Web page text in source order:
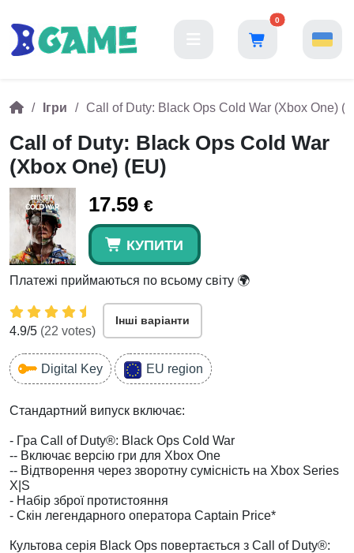
0
Ігри Call of Duty: Black Ops Cold War (Xbox One)
Call of Duty: Black Ops Cold War
(Xbox One) (EU)
17.59 €
КУПИТИ
Платежі приймаються по всьому світу 🌍
4.9/5 (22 votes)
Інші варіанти
Digital Key EU region
Стандартний випуск включає:
- Гра Call of Duty®: Black Ops Cold War
-- Включає версію гри для Xbox One
-- Відтворення через зворотну сумісність на Xbox Series
X|S
- Набір зброї протистояння
- Скін легендарного оператора Captain Price*
Культова серія Black Ops повертається з Call of Duty®: